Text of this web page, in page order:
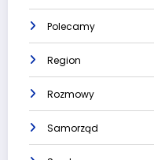
Polecamy
Region
Rozmowy
Samorząd